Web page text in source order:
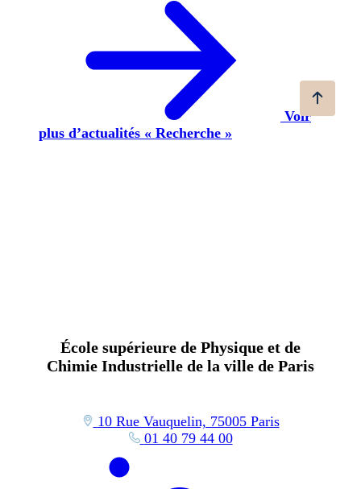
Voir
plus d’actualités « Recherche »
École supérieure de Physique et de
Chimie Industrielle de la ville de Paris
10 Rue Vauquelin, 75005 Paris
01 40 79 44 00